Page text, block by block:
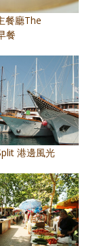
餐廳The
餐
港邊風光